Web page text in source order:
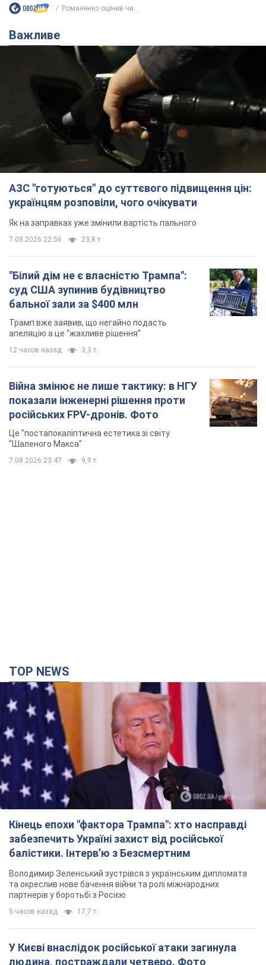
українцям розповіли, чого очікувати
Як на заправках уже змінили вартість пального
7.08.2026 22:56 23,8 т.
"Білий дім не є власністю Трампа":
суд США зупинив будівництво
бальної зали за $400 млн
Трамп вже заявив, що негайно подасть
апеляцію а це "жахливе рішення"
3,3 т.
Війна змінює не лише тактику: в НГУ
показали інженерні рішення проти
російських FPV-дронів. Фото
Це "постапокаліптична естетика зі світу
Володимир Зеленський зустрівся з українським дипломата
та окреслив нове бачення війни та ролі міжнародних
партнерів у боротьбі з Росією
5 часов назад
У Києві внаслідок російської атаки загинула
людина, постраждали четверо. Фото
Ворог продовжує регулярний ракетний терор столиці
час назад
Україна уразила Ільський і Сизранський НПЗ та
пост спостереження на буровій установці
"Сиваш": Генштаб розкрив деталі. Фото і відео
Росію область всю ніч атакували БПЛА